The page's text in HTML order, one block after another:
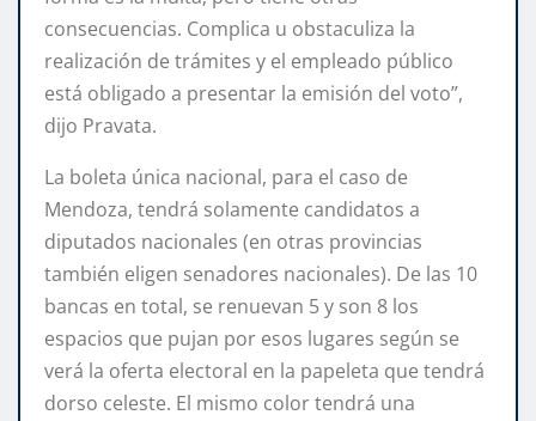
consecuencias. Complica u obstaculiza la
realización de trámites y el empleado público
está obligado a presentar la emisión del voto”,
dijo Pravata.
La boleta única nacional, para el caso de
Mendoza, tendrá solamente candidatos a
diputados nacionales (en otras provincias
también eligen senadores nacionales). De las 10
bancas en total, se renuevan 5 y son 8 los
espacios que pujan por esos lugares según se
verá la oferta electoral en la papeleta que tendrá
dorso celeste. El mismo color tendrá una